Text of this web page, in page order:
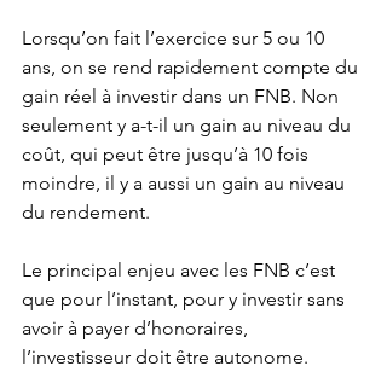
Lorsqu’on fait l’exercice sur 5 ou 10
ans, on se rend rapidement compte du
gain réel à investir dans un FNB. Non
seulement y a-t-il un gain au niveau du
coût, qui peut être jusqu’à 10 fois
moindre, il y a aussi un gain au niveau
du rendement.
Le principal enjeu avec les FNB c’est
que pour l’instant, pour y investir sans
avoir à payer d’honoraires,
l’investisseur doit être autonome.